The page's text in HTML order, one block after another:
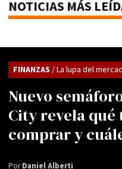
NOTICIAS MÁS
Nuevo
City revela
comprar y
FINANZAS / La lupa del
PorDaniel Alberti